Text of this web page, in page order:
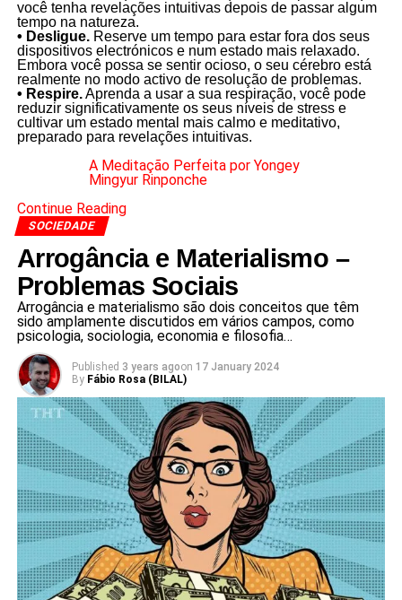
você tenha revelações intuitivas depois de passar algum
tempo na natureza.
• Desligue.Reserve um tempo para estar fora dos seus
dispositivos electrónicos e num estado mais relaxado.
Embora você possa se sentir ocioso, o seu cérebro está
realmente no modo activo de resolução de problemas.
• Respire.Aprenda a usar a sua respiração, você pode
reduzir significativamente os seus níveis de stress e
cultivar um estado mental mais calmo e meditativo,
preparado para revelações intuitivas.
A Meditação Perfeita por Yongey
Mingyur Rinponche
Continue Reading
SOCIEDADE
Arrogância e Materialismo –
Problemas Sociais
Arrogância e materialismo são dois conceitos que têm
sido amplamente discutidos em vários campos, como
psicologia, sociologia, economia e filosofia…
Published 3 years agoon 17 January 2024
By Fábio Rosa (BILAL)